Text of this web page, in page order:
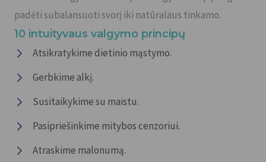
padėti subalansuoti svorį iki natūralaus tinkamo.
10 intuityvaus valgymo principų
Atsikratykime dietinio mąstymo.
Gerbkime alkį.
Susitaikykime su maistu.
Pasipriešinkime mitybos cenzoriui.
Atraskime malonumą.